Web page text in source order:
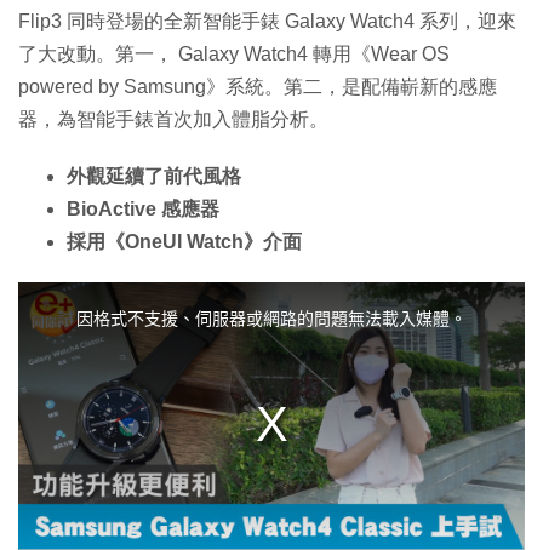
Flip3 同時登場的全新智能手錶 Galaxy Watch4 系列，迎來
了大改動。第一， Galaxy Watch4 轉用《Wear OS
powered by Samsung》系統。第二，是配備嶄新的感應
器，為智能手錶首次加入體脂分析。
外觀延續了前代風格
BioActive 感應器
採用《OneUI Watch》介面
d
l
w
i
n
d
.
因格式不支援、伺服器或網路的問題無法載入媒體。